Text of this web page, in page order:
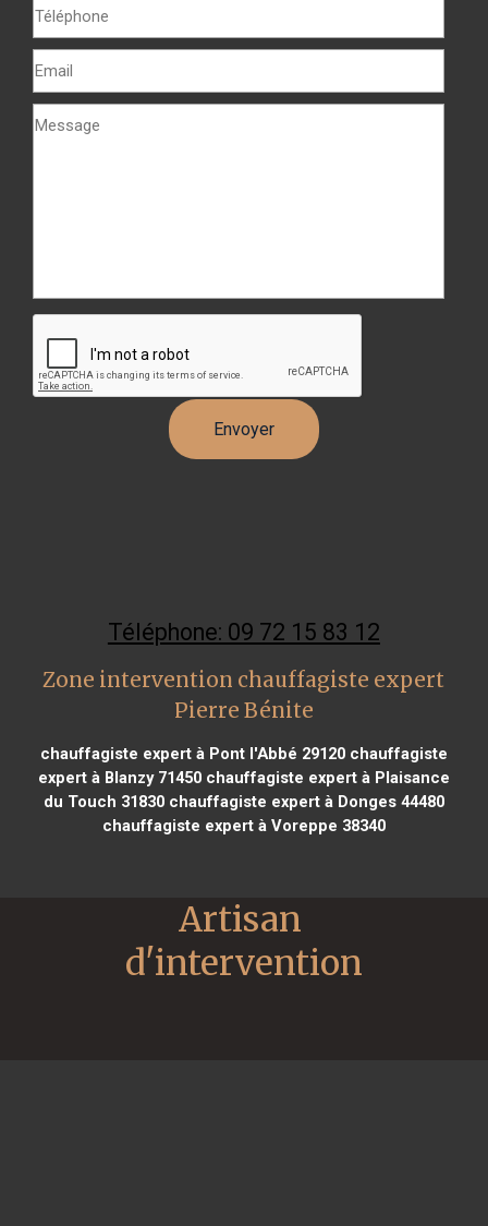
Téléphone: 09 72 15 83 12
Zone intervention chauffagiste expert
Pierre Bénite
chauffagiste expert à Pont l'Abbé 29120chauffagiste
expert à Blanzy 71450chauffagiste expert à Plaisance
du Touch 31830chauffagiste expert à Donges 44480
chauffagiste expert à Voreppe 38340
Artisan
d'intervention